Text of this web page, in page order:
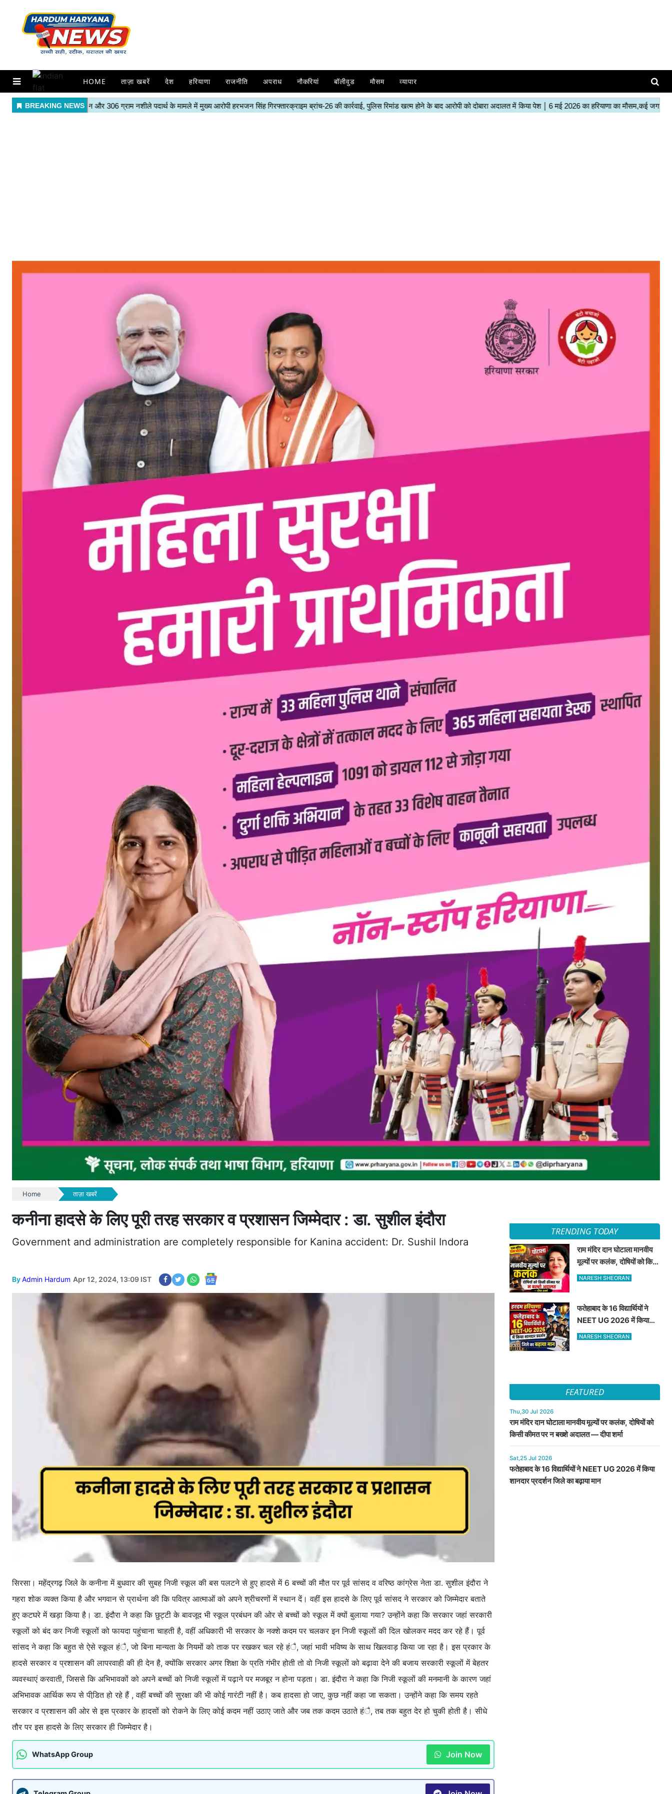
HOME ताज़ा खबरें देश हरियाणा राजनीति अपराध नौकरियां बॉलीवुड मौसम व्यापार
Home ताज़ा खबरें
कनीना हादसे के लिए पूरी तरह सरकार व प्रशासन जिम्मेदार : डा. सुशील इंदौरा
Government and administration are completely responsible for Kanina accident: Dr. Sushil Indora
ByAdmin Hardum Apr 12, 2024, 13:09 IST
सिरसा। महेंद्रगढ़ जिले के कनीना में बुधवार की सुबह निजी स्कूल की बस पलटने से हुए हादसे में 6 बच्चों की मौत पर पूर्व सांसद व वरिष्ठ कांग्रेस नेता डा. सुशील इंदौरा ने
गहरा शोक व्यक्त किया है और भगवान से प्रार्थना की कि पवित्र आत्माओं को अपने श्रीचरणों में स्थान दें। वहीं इस हादसे के लिए पूर्व सांसद ने सरकार को जिम्मेदार बताते
हुए कटघरे में खड़ा किया है। डा. इंदौरा ने कहा कि छुट्टी के बावजूद भी स्कूल प्रबंधन की ओर से बच्चों को स्कूल में क्यों बुलाया गया? उन्होंने कहा कि सरकार जहां सरकारी
स्कूलों को बंद कर निजी स्कूलों को फायदा पहुंचाना चाहती है, वहीं अधिकारी भी सरकार के नक्शे कदम पर चलकर इन निजी स्कूलों की दिल खोलकर मदद कर रहे हैं। पूर्व
सांसद ने कहा कि बहुत से ऐसे स्कूल हंै, जो बिना मान्यता के नियमों को ताक पर रखकर चल रहे हंै, जहां भावी भविष्य के साथ खिलवाड़ किया जा रहा है। इस प्रकार के
हादसे सरकार व प्रशासन की लापरवाही की ही देन है, क्योंकि सरकार अगर शिक्षा के प्रति गंभीर होती तो वो निजी स्कूलों को बढ़ावा देने की बजाय सरकारी स्कूलों में बेहतर
व्यवस्थाएं करवाती, जिससे कि अभिभावकों को अपने बच्चों को निजी स्कूलों में पढ़ाने पर मजबूर न होना पड़ता। डा. इंदौरा ने कहा कि निजी स्कूलों की मनमानी के कारण जहां
अभिभावक आर्थिक रूप से पीडि़त हो रहे हैं , वहीं बच्चों की सुरक्षा की भी कोई गारंटी नहीं है। कब हादसा हो जाए, कुछ नहीं कहा जा सकता। उन्होंने कहा कि समय रहते
सरकार व प्रशासन की ओर से इस प्रकार के हादसों को रोकने के लिए कोई कदम नहीं उठाए जाते और जब तक कदम उठाते हंै, तब तक बहुत देर हो चुकी होती है। सीधे
तौर पर इस हादसे के लिए सरकार ही जिम्मेदार है।
WhatsApp Group Join Now
TRENDING TODAY
राम मंदिर दान घोटाला मानवीय
मूल्यों पर कलंक, दोषियों को किसी
कीमत पर न बख्शे अदालत —
NARESH SHEORAN
फतेहाबाद के 16 विद्यार्थियों ने
NEET UG 2026 में किया
शानदार प्रदर्शन जिले का बढ़ाया
NARESH SHEORAN
FEATURED
Thu,30 Jul 2026
राम मंदिर दान घोटाला मानवीय मूल्यों पर कलंक, दोषियों को
किसी कीमत पर न बख्शे अदालत — दीपा शर्मा
Sat,25 Jul 2026
फतेहाबाद के 16 विद्यार्थियों ने NEET UG 2026 में किया
शानदार प्रदर्शन जिले का बढ़ाया मान